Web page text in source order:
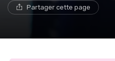
Partager cette page